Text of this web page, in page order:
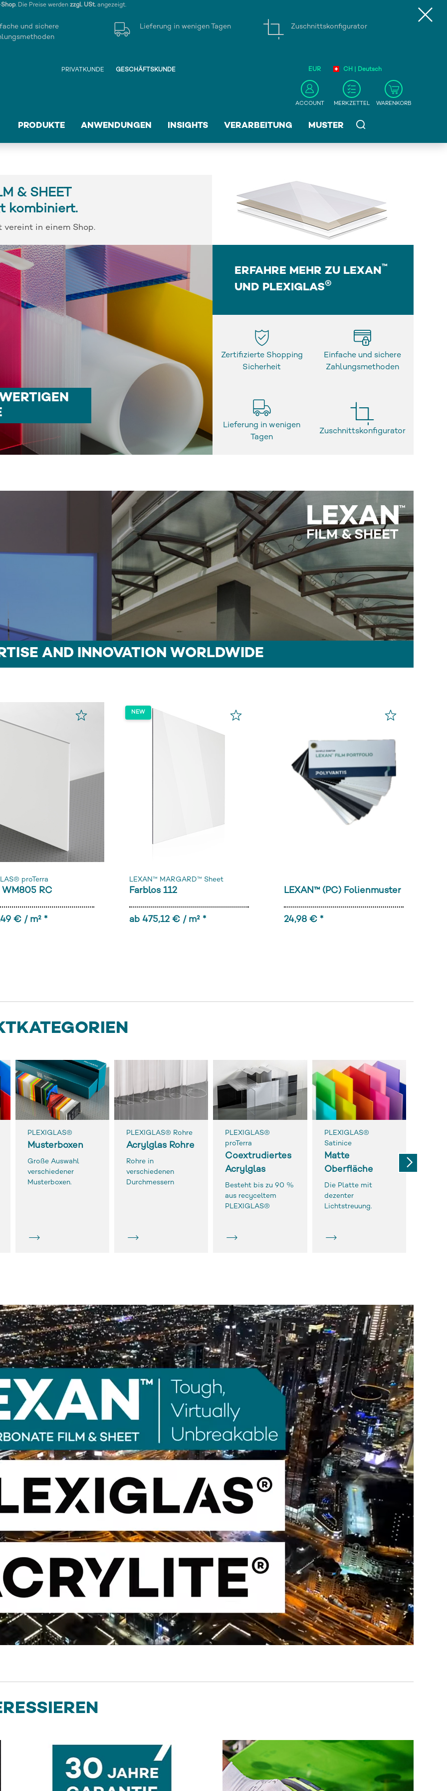
. Die Preise werden zzgl. USt. angezeigt.
und sichere
Lieferung in wenigen Tagen Zuschnittskonfigurator
PRIVATKUNDE GESCHÄFTSKUNDE EUR CH | Deutsch
ACCOUNT MERKZETTEL WARENKORB
PRODUKTE ANWENDUNGEN INSIGHTS VERARBEITUNG MUSTER
& SHEET
kombiniert.
in einem Shop.
ERFAHRE MEHR ZU LEXAN™
UND PLEXIGLAS®
Zertifizierte Shopping
Sicherheit
Einfache und sichere
Zahlungsmethoden
Lieferung in wenigen
Tagen
Zuschnittskonfigurator
AND INNOVATION WORLDWIDE
proTerra
WM805 RC
€ / m² *
LEXAN™ MARGARD™ Sheet
Farblos 112
ab 475,12 € / m² *
LEXAN™ (PC) Folienmuster
24,98 € *
PLEXIGLAS®
Musterboxen
Große Auswahl
verschiedener
Musterboxen.
PLEXIGLAS® Rohre
Acrylglas Rohre
Rohre in
verschiedenen
Durchmessern
PLEXIGLAS®
proTerra
Coextrudiertes
Acrylglas
Besteht bis zu 90 %
aus recyceltem
PLEXIGLAS®
PLEXIGLAS®
Satinice
Matte
Oberfläche
Die Platte mit
dezenter
Lichtstreuung.